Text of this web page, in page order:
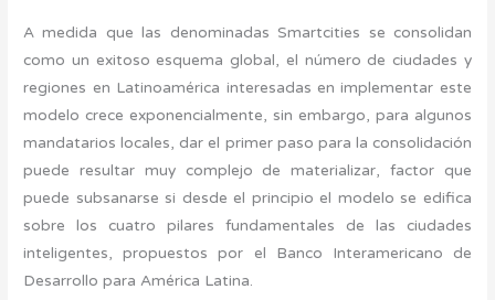
e
b
o
o
k
te
r
e
dI
n
s
A
p
p
p
e
p
ar
ti
r
A medida que las denominadas Smartcities se consolidan
como un exitoso esquema global, el número de ciudades y
regiones en Latinoamérica interesadas en implementar este
modelo crece exponencialmente, sin embargo, para algunos
mandatarios locales, dar el primer paso para la consolidación
puede resultar muy complejo de materializar, factor que
puede subsanarse si desde el principio el modelo se edifica
sobre los cuatro pilares fundamentales de las ciudades
inteligentes, propuestos por el Banco Interamericano de
Desarrollo para América Latina.